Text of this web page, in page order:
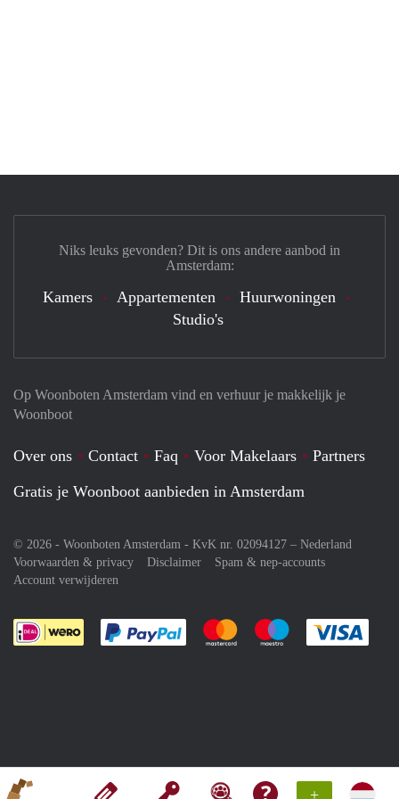
+
Op Woonboten Amsterdam vind en verhuur je makkelijk je
Woonboot
Over ons Contact Faq Voor Makelaars
Partners
Gratis je Woonboot aanbieden in Amsterdam
© 2026 - Woonboten Amsterdam - KvK nr. 02094127 – Nederland
Voorwaarden & privacy
Disclaimer
Spam & nep-accounts
Account verwijderen
Je rekent gemakkelijk af met Paypal
Je rekent gemakkelijk af met
Je rekent
Niks leuks gevonden? Dit is ons andere aanbod in
Amsterdam:
Kamers Appartementen
Huurwoningen
Studio's